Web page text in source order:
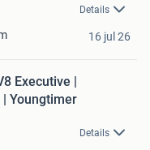
Details
16 jul 26
Executive |
Youngtimer
Details